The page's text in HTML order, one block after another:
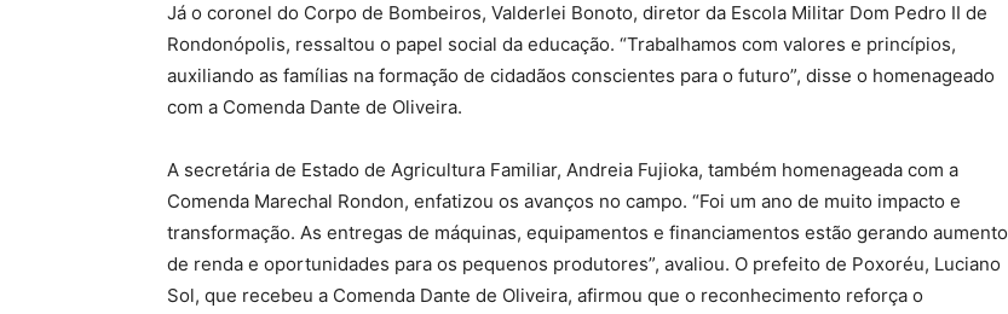
Já o coronel do Corpo de Bombeiros, Valderlei Bonoto, diretor da Escola Militar Dom Pedro II de
Rondonópolis, ressaltou o papel social da educação. “Trabalhamos com valores e princípios,
auxiliando as famílias na formação de cidadãos conscientes para o futuro”, disse o homenageado
com a Comenda Dante de Oliveira.
A secretária de Estado de Agricultura Familiar, Andreia Fujioka, também homenageada com a
Comenda Marechal Rondon, enfatizou os avanços no campo. “Foi um ano de muito impacto e
transformação. As entregas de máquinas, equipamentos e financiamentos estão gerando aumento
de renda e oportunidades para os pequenos produtores”, avaliou. O prefeito de Poxoréu, Luciano
Sol, que recebeu a Comenda Dante de Oliveira, afirmou que o reconhecimento reforça o